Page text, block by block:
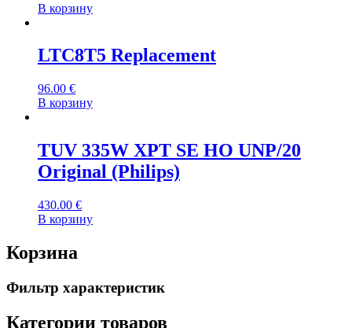
В корзину
LTC8T5 Replacement
96.00 €
В корзину
TUV 335W XPT SE HO UNP/20
Original (Philips)
430.00 €
В корзину
Корзина
Фильтр характеристик
Категории товаров